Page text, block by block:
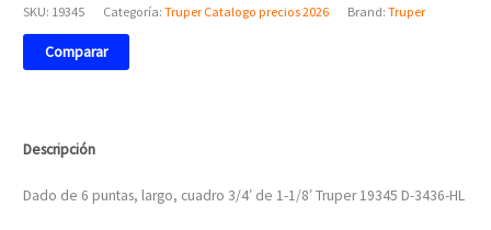
SKU: 19345 Categoría:Truper Catalogo precios 2026 Brand:Truper
Comparar
Descripción
Dado de 6 puntas, largo, cuadro 3/4′ de 1-1/8′ Truper 19345 D-3436-HL